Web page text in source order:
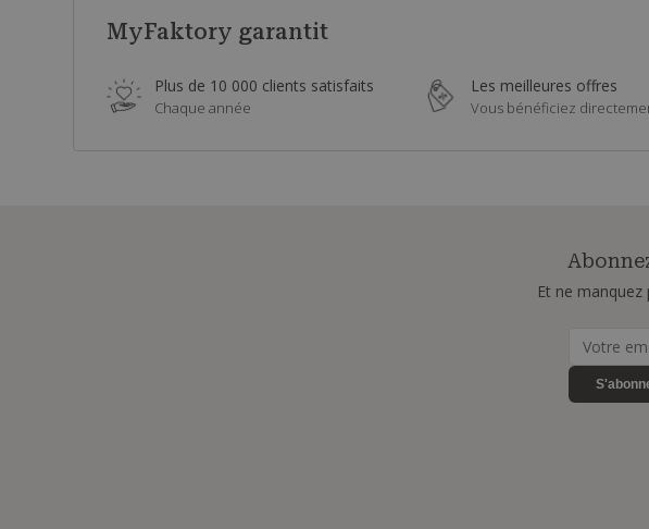
MyFaktory garantit
Plus de 10 000 clients satisfaits
Chaque année
Les meilleures offres
Vous bénéficiez
Et ne